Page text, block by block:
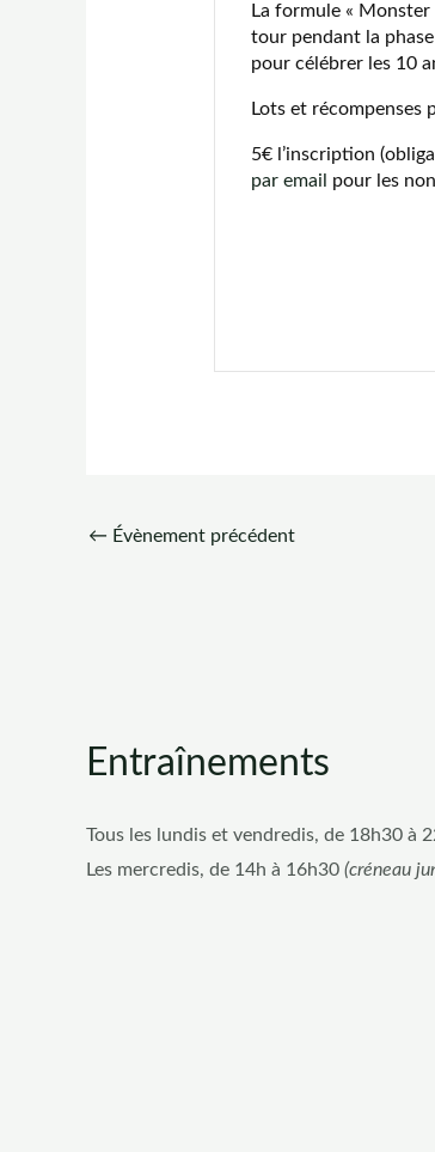
La formule «
tour pendant la
pour célébrer les 10
Lots et récompenses
5€ l’inscription
par email
pour les
← Évènement précédent
Entraînements
Tous les lundis et vendredis, de 18h30 à
Les mercredis, de 14h à 16h30 (créneau